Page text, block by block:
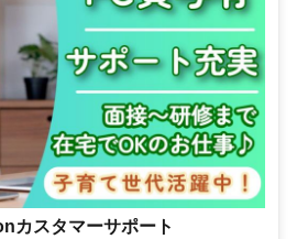
カスタマーサポート